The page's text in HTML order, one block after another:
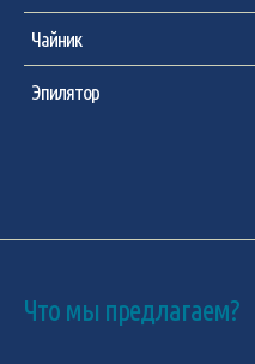
Чайник
Эпилятор
Что мы предлагаем?